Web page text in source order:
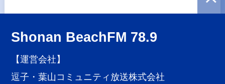
Shonan BeachFM 78.9
【運営会社】
逗子・葉山コミュニティ放送株式会社